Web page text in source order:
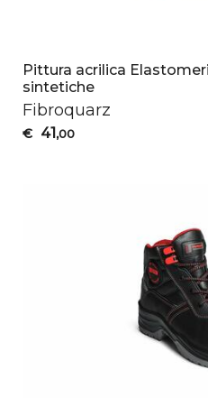
Pittura acrilica
sintetiche
Fibroquarz
€ 41,00